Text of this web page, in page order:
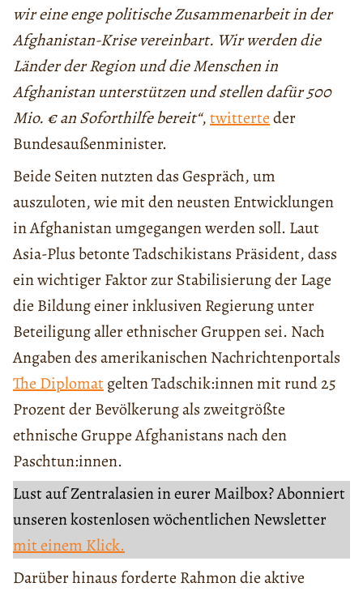
wir eine enge politische Zusammenarbeit in der
Afghanistan-Krise vereinbart. Wir werden die
Länder der Region und die Menschen in
Afghanistan unterstützen und stellen dafür 500
Mio. € an Soforthilfe bereit“,twitterteder
Bundesaußenminister.
Beide Seiten nutzten das Gespräch, um
auszuloten, wie mit den neusten Entwicklungen
in Afghanistan umgegangen werden soll. Laut
Asia-Plus betonte Tadschikistans Präsident, dass
ein wichtiger Faktor zur Stabilisierung der Lage
die Bildung einer inklusiven Regierung unter
Beteiligung aller ethnischer Gruppen sei. Nach
Angaben des amerikanischen Nachrichtenportals
The Diplomatgelten Tadschik:innen mit rund 25
Prozent der Bevölkerung als zweitgrößte
ethnische Gruppe Afghanistans nach den
Paschtun:innen.
Lust auf Zentralasien in eurer Mailbox? Abonniert
unseren kostenlosen wöchentlichen Newsletter
mit einem Klick.
Darüber hinaus forderte Rahmon die aktive